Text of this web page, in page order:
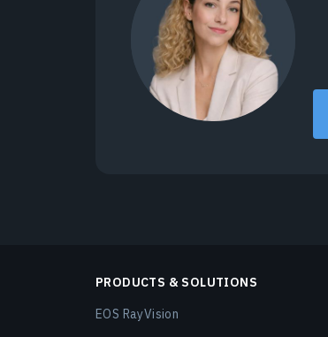
PRODUCTS & SOLUTIONS
EOS RayVision